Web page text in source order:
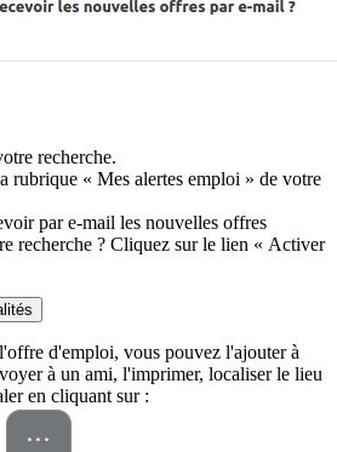
recherche.
rubrique « Mes alertes emploi » de votre
par e-mail les nouvelles offres
recherche ? Cliquez sur le lien « Activer
d'emploi, vous pouvez l'ajouter à
à un ami, l'imprimer, localiser le lieu
en cliquant sur :